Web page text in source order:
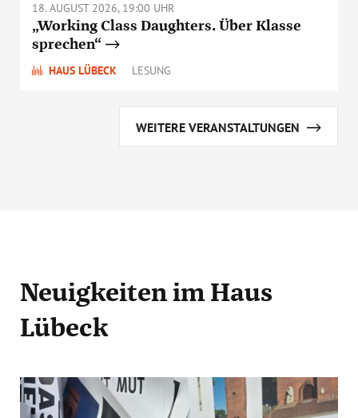
18. AUGUST 2026, 19:00 UHR
„Working Class Daughters. Über Klasse
sprechen“
HAUS LÜBECK LESUNG
WEITERE VERANSTALTUNGEN
Neuigkeitenim Haus
Lübeck